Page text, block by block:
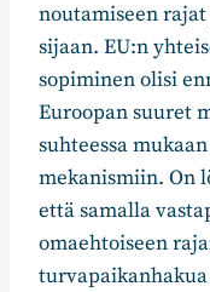
noutamiseen
sijaan. EU:n
sopiminen olisi
Euroopan suuret
suhteessa
mekanismiin. On
että samalla
omaehtoiseen